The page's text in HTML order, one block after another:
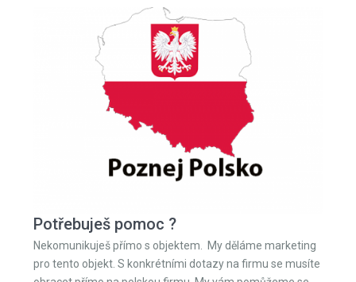
Potřebuješ pomoc ?
Nekomunikuješ přímo s objektem. My děláme marketing
pro tento objekt. S konkrétními dotazy na firmu se musíte